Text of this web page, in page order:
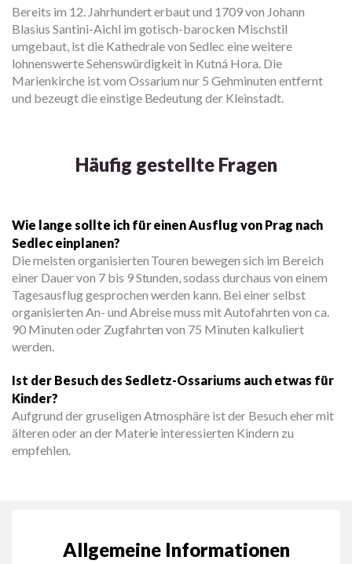
Bereits im 12. Jahrhundert erbaut und 1709 von Johann
Blasius Santini-Aichl im gotisch-barocken Mischstil
umgebaut, ist die Kathedrale von Sedlec eine weitere
lohnenswerte Sehenswürdigkeit in Kutná Hora. Die
Marienkirche ist vom Ossarium nur 5 Gehminuten entfernt
und bezeugt die einstige Bedeutung der Kleinstadt.
Häufig gestellte Fragen
Wie lange sollte ich für einen Ausflug von Prag nach
Sedlec einplanen?
Die meisten organisierten Touren bewegen sich im Bereich
einer Dauer von 7 bis 9 Stunden, sodass durchaus von einem
Tagesausflug gesprochen werden kann. Bei einer selbst
organisierten An- und Abreise muss mit Autofahrten von ca.
90 Minuten oder Zugfahrten von 75 Minuten kalkuliert
werden.
Ist der Besuch des Sedletz-Ossariums auch etwas für
Kinder?
Aufgrund der gruseligen Atmosphäre ist der Besuch eher mit
älteren oder an der Materie interessierten Kindern zu
empfehlen.
Allgemeine Informationen